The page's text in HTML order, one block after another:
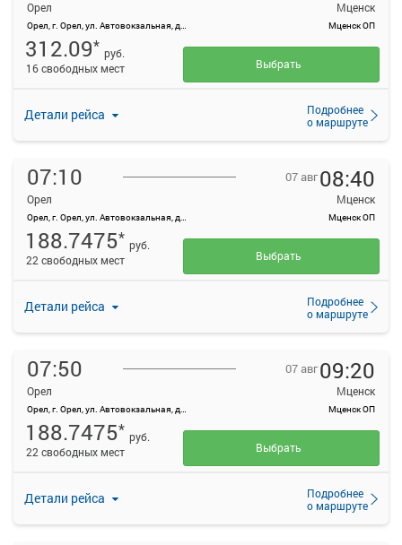
Орел
Орел, г. Орел, ул. Автовокзальная, д. 1
Мценск
Мценск ОП
Детали рейса
Подробнее
о маршруте
312.09* руб.
16 свободных мест
Выбрать
07:10
Орел
Орел, г. Орел, ул. Автовокзальная, д. 1
07 авг08:40
Мценск
Мценск ОП
Детали рейса
Подробнее
о маршруте
188.7475* руб.
22 свободных мест
Выбрать
07:50
Орел
Орел, г. Орел, ул. Автовокзальная, д. 1
07 авг09:20
Мценск
Мценск ОП
Детали рейса
Подробнее
о маршруте
188.7475* руб.
22 свободных мест
Выбрать